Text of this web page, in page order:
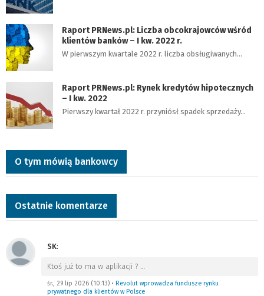
Raport PRNews.pl: Liczba obcokrajowców wśród
klientów banków – I kw. 2022 r.
W pierwszym kwartale 2022 r. liczba obsługiwanych…
Raport PRNews.pl: Rynek kredytów hipotecznych
– I kw. 2022
Pierwszy kwartał 2022 r. przyniósł spadek sprzedaży…
O tym mówią bankowcy
Ostatnie komentarze
SK:
Ktoś już to ma w aplikacji ? …
śr., 29 lip 2026 (10:13) • Revolut wprowadza fundusze rynku
prywatnego dla klientów w Polsce